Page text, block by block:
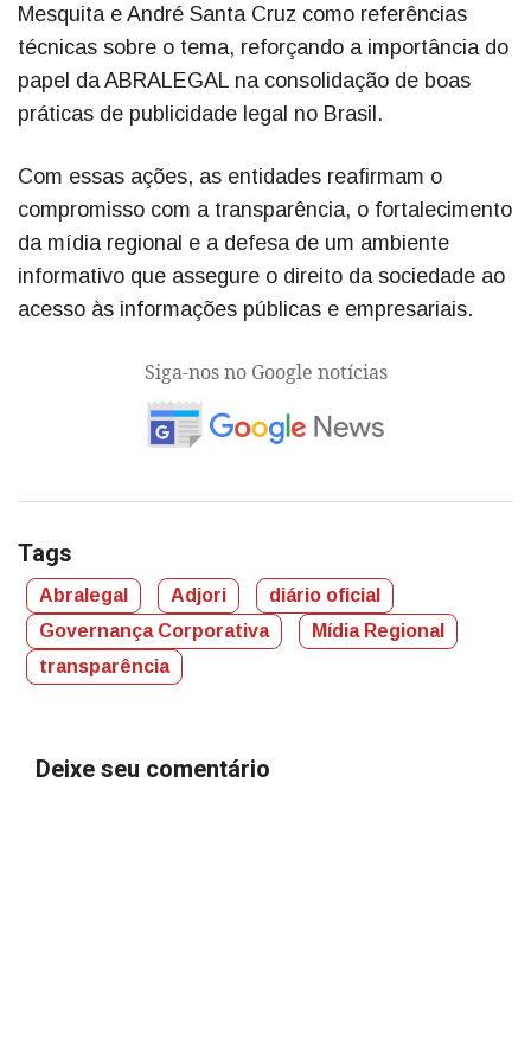
Mesquita e André Santa Cruz como referências
técnicas sobre o tema, reforçando a importância do
papel da ABRALEGAL na consolidação de boas
práticas de publicidade legal no Brasil.
Com essas ações, as entidades reafirmam o
compromisso com a transparência, o fortalecimento
da mídia regional e a defesa de um ambiente
informativo que assegure o direito da sociedade ao
acesso às informações públicas e empresariais.
Siga-nos no Google notícias
Tags
Abralegal Adjori
diário oficial
Governança Corporativa
Mídia Regional
transparência
Deixe seu comentário